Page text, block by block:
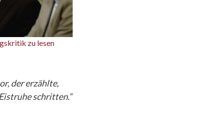
zu lesen
der erzählte,
schritten.“